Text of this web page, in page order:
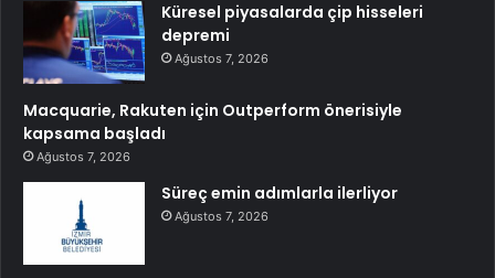
Küresel piyasalarda çip hisseleri
depremi
Ağustos 7, 2026
Macquarie, Rakuten için Outperform önerisiyle
kapsama başladı
Ağustos 7, 2026
Süreç emin adımlarla ilerliyor
Ağustos 7, 2026